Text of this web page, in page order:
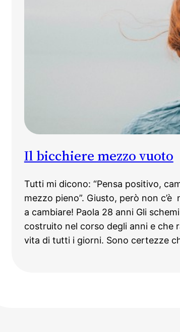
Il bicchiere mezzo vuoto
Tutti mi dicono: “Pensa positivo,
mezzo pieno”. Giusto, però non
a cambiare! Paola 28 anni Gli
costruito nel corso degli anni e che
vita di tutti i giorni. Sono certezze